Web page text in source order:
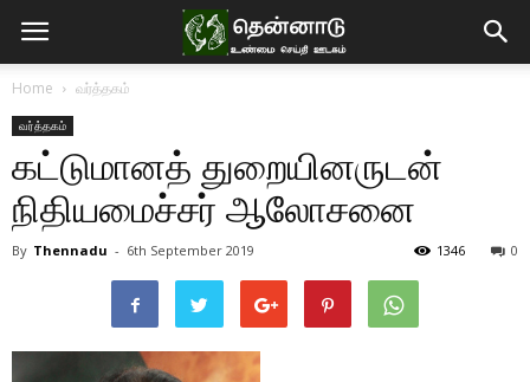
Home வர்த்தகம்
வர்த்தகம்
கட்டுமானத் துறையினருடன்
நிதியமைச்சர் ஆலோசனை
By Thennadu - 6th September 2019 0
1346